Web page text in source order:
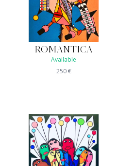
ROMANTICA
Available
250€